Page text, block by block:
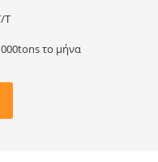
T
το μήνα